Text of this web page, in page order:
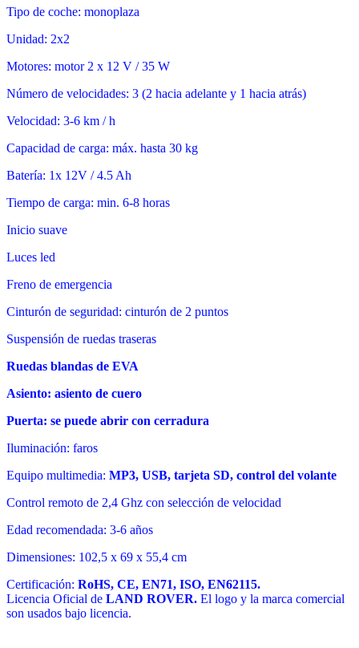
Tipo de coche: monoplaza
Unidad: 2x2
Motores: motor 2 x 12 V / 35 W
Número de velocidades: 3 (2 hacia adelante y 1 hacia atrás)
Velocidad: 3-6 km / h
Capacidad de carga: máx. hasta 30 kg
Batería: 1x 12V / 4.5 Ah
Tiempo de carga: min. 6-8 horas
Inicio suave
Luces led
Freno de emergencia
Cinturón de seguridad: cinturón de 2 puntos
Suspensión de ruedas traseras
Ruedas blandas de EVA
Asiento: asiento de cuero
Puerta: se puede abrir con cerradura
Iluminación: faros
Equipo multimedia: MP3, USB, tarjeta SD, control del volante
Control remoto de 2,4 Ghz con selección de velocidad
Edad recomendada: 3-6 años
Dimensiones: 102,5 x 69 x 55,4 cm
Certificación: RoHS, CE, EN71, ISO, EN62115.
Licencia Oficial de LAND ROVER. El logo y la marca comercial
son usados bajo licencia.